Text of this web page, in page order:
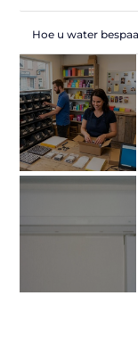
Hoe u water